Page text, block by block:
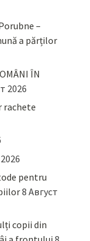
–
a părților
ÎN
2026
rachete
pentru
8 Август
copii din